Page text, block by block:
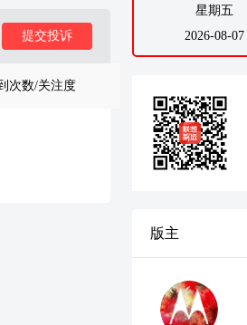
提交投诉
次数/关注度
星期五
2026-08-07
版主